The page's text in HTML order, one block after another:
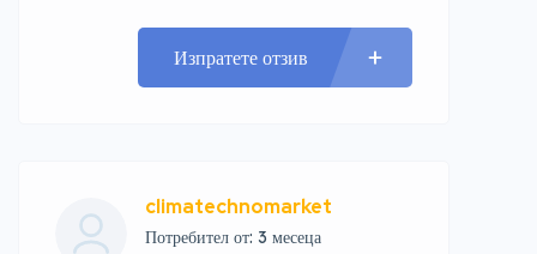
Изпратете отзив
climatechnomarket
Потребител от: 3 месеца